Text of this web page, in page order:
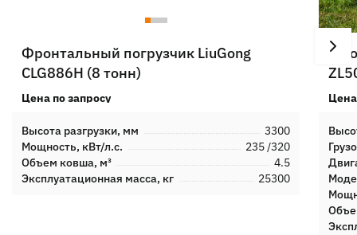
Фронтальный погрузчик LiuGong
CLG886H (8 тонн)
Цена по запросу
Высота разгрузки, мм 3300
Мощность, кВт/л.с. 235 /320
Объем ковша, м³ 4.5
Эксплуатационная масса, кг 25300